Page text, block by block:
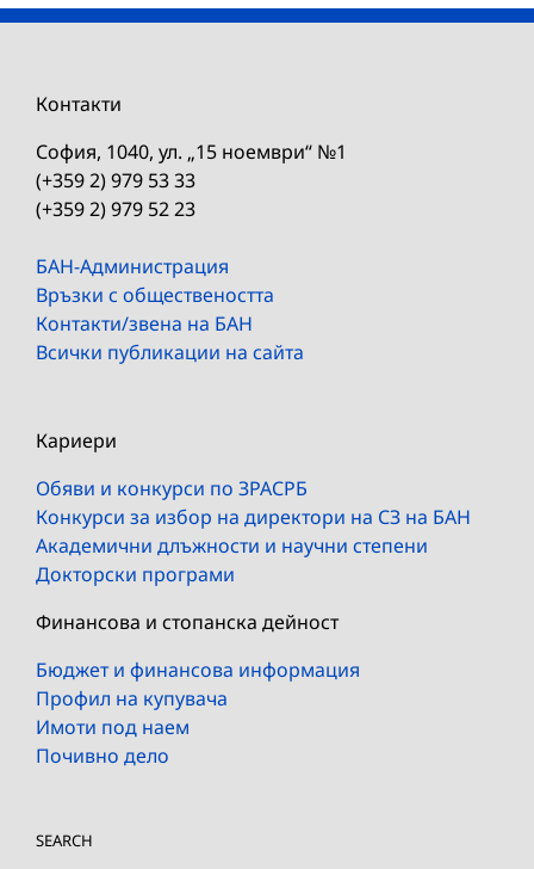
Контакти
София, 1040, ул. „15 ноември“ №1
(+359 2) 979 53 33
(+359 2) 979 52 23
БАН-Администрация
Връзки с обществеността
Контакти/звена на БАН
Всички публикации на сайта
Кариери
Обяви и конкурси по ЗРАСРБ
Конкурси за избор на директори на СЗ на БАН
Академични длъжности и научни степени
Докторски програми
Финансова и стопанска дейност
Бюджет и финансова информация
Профил на купувача
Имоти под наем
Почивно дело
SEARCH